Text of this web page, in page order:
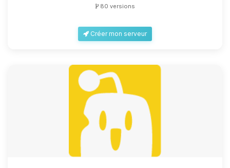
80 versions
Créer mon serveur